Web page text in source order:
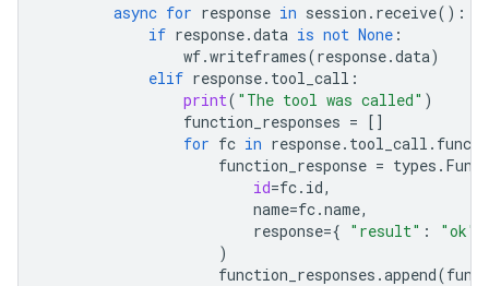
async for response in session . receive():
if response.data is not None :
wf.writeframes(response.data)
elif response. tool_call :
print( "The tool was called" )
function_responses = []
for fc in response. tool_call .
function_response = types .
id=fc. id,
name=fc.name,
response={ "result" : "ok"
)
function_responses .append(